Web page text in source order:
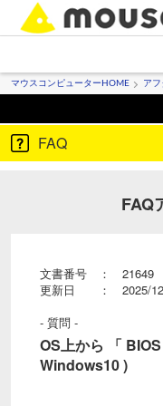
マウスコンピューターHOME ア
FAQ
FAQ
文書番号 ： 21649
更新日 ： 2025/
- 質問 -
OS上から 「
Windows10 )